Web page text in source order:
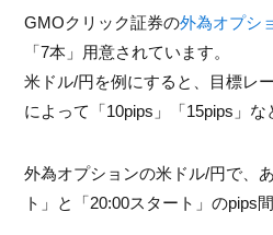
GMOクリック証券の外為オプシ
「7本」用意されています。
米ドル/円を例にすると、目標レ
によって「10pips」「15pips」な
外為オプションの米ドル/円で、
ト」と「20:00スタート」のpips